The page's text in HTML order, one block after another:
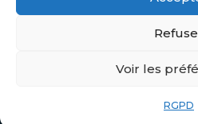
Voir les
RGPD
Mentions légales–